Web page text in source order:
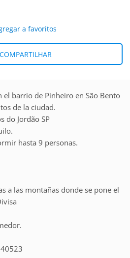
a favoritos
COMPARTILHAR
el barrio de Pinheiro en São Bento
de la ciudad.
do Jordão SP
hasta 9 personas.
a las montañas donde se pone el